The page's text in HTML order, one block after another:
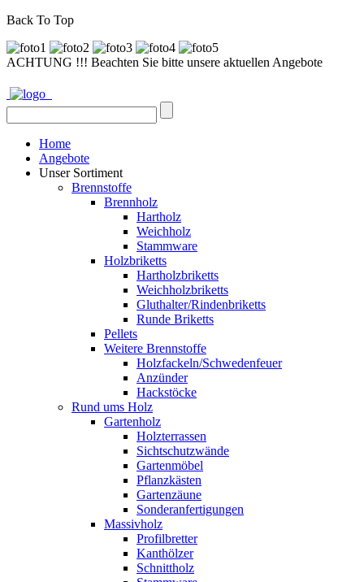
Back To Top
ACHTUNG !!! Beachten Sie bitte unsere aktuellen Angebote
Home
Angebote
Unser Sortiment
Brennstoffe
Brennholz
Hartholz
Weichholz
Stammware
Holzbriketts
Hartholzbriketts
Weichholzbriketts
Gluthalter/Rindenbriketts
Runde Briketts
Pellets
Weitere Brennstoffe
Holzfackeln/Schwedenfeuer
Anzünder
Hackstöcke
Rund ums Holz
Gartenholz
Holzterrassen
Sichtschutzwände
Gartenmöbel
Pflanzkästen
Gartenzäune
Sonderanfertigungen
Massivholz
Profilbretter
Kanthölzer
Schnittholz